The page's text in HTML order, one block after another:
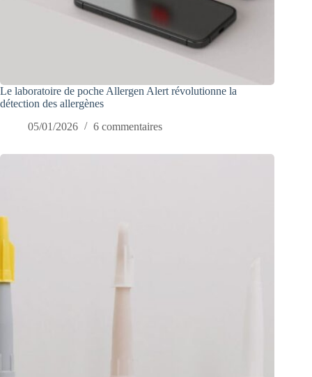
Le laboratoire de poche Allergen Alert révolutionne la
détection des allergènes
05/01/2026
6 commentaires